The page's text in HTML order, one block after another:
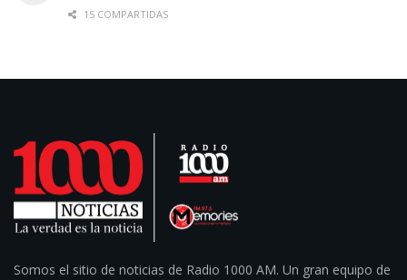
15 COMPARTIDAS
Somos el sitio de noticias de Radio 1000 AM. Un gran equipo de